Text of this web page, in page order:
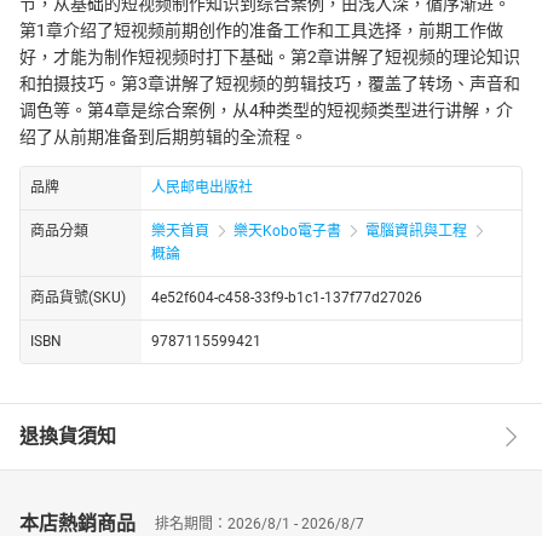
第1章介绍了短视频前期创作的准备工作和工具选择，前期工作做
好，才能为制作短视频时打下基础。第2章讲解了短视频的理论知识
和拍摄技巧。第3章讲解了短视频的剪辑技巧，覆盖了转场、声音和
调色等。第4章是综合案例，从4种类型的短视频类型进行讲解，介
绍了从前期准备到后期剪辑的全流程。
品牌 人民邮电出版社
商品分類 樂天首頁 樂天Kobo電子書
電腦資訊與工程
概論
商品貨號(SKU) 4e52f604-c458-33f9-b1c1-137f77d27026
ISBN 9787115599421
退換貨須知
本店熱銷商品 排名期間：2026/8/1 - 2026/8/7